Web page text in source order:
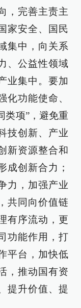
，完善主责主
家安全、国民
集中，向关系
、公益性领域
业集中。要加
化功能使命、
类项”，避免重
技创新、产业
新资源整合和
成创新合力；
力，加强产业
共同向价值链
有序流动，更
功能作用，打
平台，加快低
，推动国有资
提升价值、提